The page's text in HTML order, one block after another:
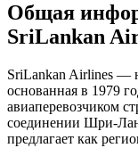
Общая
SriLankan
SriLankan Airlines —
основанная в 1979
авиаперевозчиком
соединении Шри-
предлагает как